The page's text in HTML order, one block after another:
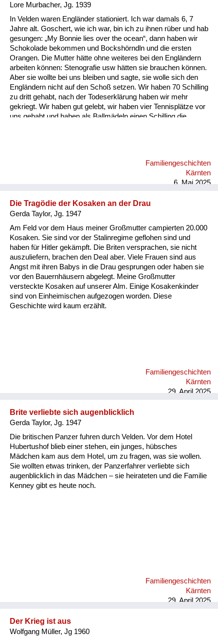
Lore Murbacher, Jg. 1939
In Velden waren Engländer stationiert. Ich war damals 6, 7
Jahre alt. Goschert, wie ich war, bin ich zu ihnen rüber und hab
gesungen: „My Bonnie lies over the ocean“, dann haben wir
Schokolade bekommen und Bockshörndln und die ersten
Orangen. Die Mutter hätte ohne weiteres bei den Engländern
arbeiten können: Stenografie usw hätten sie brauchen können.
Aber sie wollte bei uns bleiben und sagte, sie wolle sich den
Engländern nicht auf den Schoß setzen. Wir haben 70 Schilling
zu dritt gehabt, nach der Todeserklärung haben wir mehr
gekriegt. Wir haben gut gelebt, wir haben vier Tennisplätze vor
uns gehabt und haben als Ballmädeln einen Schilling die
ein freies Leben damals in Velden. An den Vater haben wir nur
Familiengeschichten
Kärnten
6. Mai 2025
Die Tragödie der Kosaken an der Drau
Gerda Taylor, Jg. 1947
Am Feld vor dem Haus meiner Großmutter campierten 20.000
Kosaken. Sie sind vor der Stalinregime geflohen sind und
haben für Hitler gekämpft. Die Briten versprachen, sie nicht
auszuliefern, brachen den Deal aber. Viele Frauen sind aus
Angst mit ihren Babys in die Drau gesprungen oder haben sie
vor den Bauernhäusern abgelegt. Meine Großmutter
versteckte Kosaken auf unserer Alm. Einige Kosakenkinder
sind von Einheimischen aufgezogen worden. Diese
Geschichte wird kaum erzählt.
Familiengeschichten
Kärnten
29. April 2025
Brite verliebte sich augenblicklich
Gerda Taylor, Jg. 1947
Die britischen Panzer fuhren durch Velden. Vor dem Hotel
Hubertushof blieb einer stehen, ein junges, hübsches
Mädchen kam aus dem Hotel, um zu fragen, was sie wollen.
Sie wollten etwas trinken, der Panzerfahrer verliebte sich
augenblicklich in das Mädchen – sie heirateten und die Familie
Kenney gibt es heute noch.
Familiengeschichten
Kärnten
29. April 2025
Der Krieg ist aus
Wolfgang Müller, Jg 1960